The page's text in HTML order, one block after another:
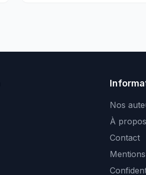
Nos
À propos
Contact